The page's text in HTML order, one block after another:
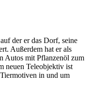
der er das Dorf, seine
Außerdem hat er als
Autos mit Pflanzenöl zum
neuen Teleobjektiv ist
in und um